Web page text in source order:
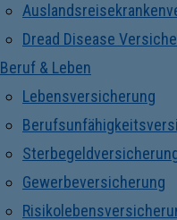
Dread Disease
Beruf & Leben
Lebensversicherung
Gewerbeversicherung